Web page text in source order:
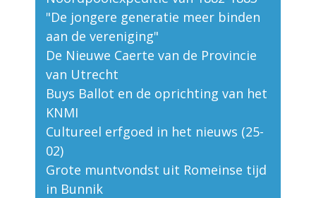
"De jongere generatie meer binden
aan de vereniging"
De Nieuwe Caerte van de Provincie
van Utrecht
Buys Ballot en de oprichting van het
KNMI
Cultureel erfgoed in het nieuws (25-
02)
Grote muntvondst uit Romeinse tijd
in Bunnik